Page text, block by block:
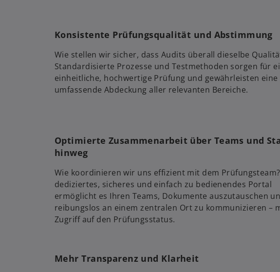
Konsistente Prüfungsqualität und Abstimmung
Wie stellen wir sicher, dass Audits überall dieselbe
Standardisierte Prozesse und Testmethoden sorgen für
einheitliche, hochwertige Prüfung und gewährleisten eine
umfassende Abdeckung aller relevanten Bereiche.
Optimierte Zusammenarbeit über Teams und
hinweg
Wie koordinieren wir uns effizient mit dem
dediziertes, sicheres und einfach zu bedienendes Portal
ermöglicht es Ihren Teams, Dokumente auszutauschen
reibungslos an einem zentralen Ort zu kommunizieren –
Zugriff auf den Prüfungsstatus.
Mehr Transparenz und Klarheit